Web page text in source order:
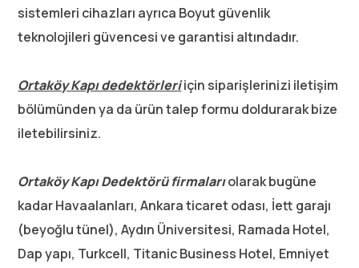
sistemleri cihazları ayrıca Boyut güvenlik
teknolojileri güvencesi ve garantisi altındadır.
Ortaköy Kapı dedektörleriiçin siparişlerinizi iletişim
bölümünden ya da ürün talep formu doldurarak bize
iletebilirsiniz.
Ortaköy Kapı Dedektörü firmalarıolarak bugüne
kadar Havaalanları, Ankara ticaret odası, İett garajı
(beyoğlu tünel), Aydın Üniversitesi, Ramada Hotel,
Dap yapı, Turkcell, Titanic Business Hotel, Emniyet